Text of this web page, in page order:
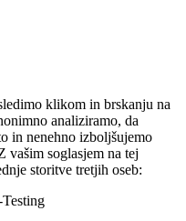
klikom in brskanju na
analiziramo, da
in nenehno izboljšujemo
vašim soglasjem na tej
storitve tretjih oseb: